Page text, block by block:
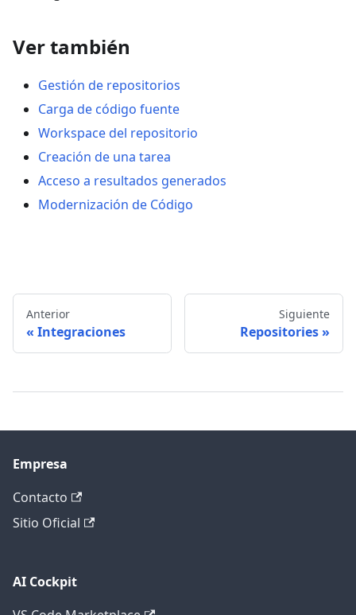
Ver también
Gestión de repositorios
Carga de código fuente
Workspace del repositorio
Creación de una tarea
Acceso a resultados generados
Modernización de Código
Anterior
Integraciones
Siguiente
Repositories
Empresa
Contacto
Sitio Oficial
AI Cockpit